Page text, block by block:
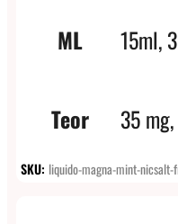
ML
15ml,
Teor 35
SKU: liquido-magna-mint-nicsalt-